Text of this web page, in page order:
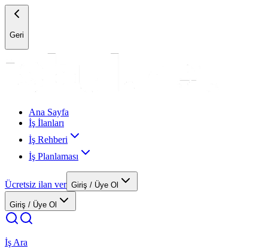
Geri
Ana Sayfa
İş İlanları
İş Rehberi
İş Planlaması
Ücretsiz ilan ver Giriş / Üye Ol
Giriş / Üye Ol
İş Ara